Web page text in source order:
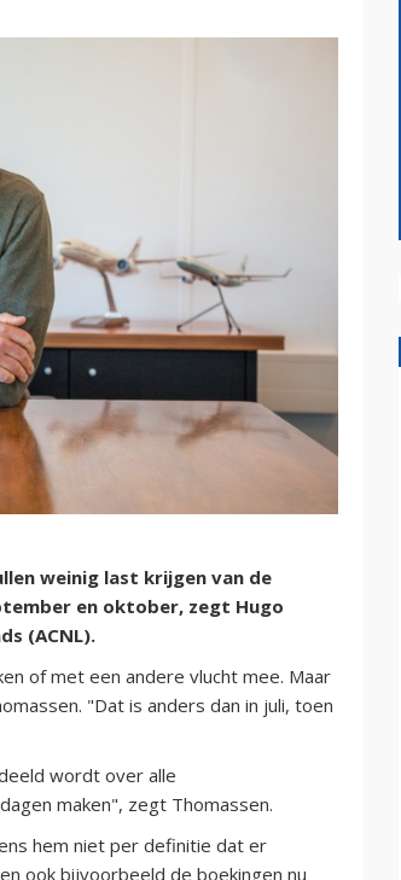
weinig last krijgen van de
en oktober, zegt Hugo
(ACNL).
of met een andere vlucht mee. Maar
"Dat is anders dan in juli, toen
wordt over alle
maken", zegt Thomassen.
hem niet per definitie dat er
ook bijvoorbeeld de boekingen nu